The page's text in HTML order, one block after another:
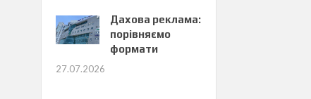
Дахова реклама:
порівняємо
формати
27.07.2026